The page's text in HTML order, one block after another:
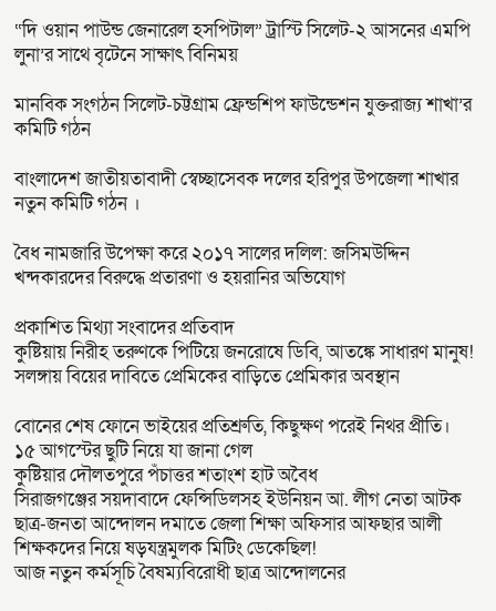
“দি ওয়ান পাউন্ড জেনারেল হসপিটাল” ট্রাস্টি সিলেট-২ আসনের এমপি
লুনা’র সা‌থে বৃটেনে সাক্ষাৎ বিনিময়
মানবিক সংগঠন সিলেট-চট্টগ্রাম ফ্রেন্ডশিপ ফাউন্ডেশন যুক্তরাজ্য শাখা’র
কমিটি গঠন
বাংলাদেশ জাতীয়তাবাদী স্বেচ্ছাসেবক দলের হরিপুর উপজেলা শাখার
নতুন কমিটি গঠন ।
বৈধ নামজারি উপেক্ষা করে ২০১৭ সালের দলিল: জসিমউদ্দিন
খন্দকারদের বিরুদ্ধে প্রতারণা ও হয়রানির অভিযোগ
প্রকাশিত মিথ্যা সংবাদের প্রতিবাদ
কুষ্টিয়ায় নিরীহ তরুণকে পিটিয়ে জনরোষে ডিবি, আতঙ্কে সাধারণ মানুষ!
সলঙ্গায় বিয়ের দাবিতে প্রেমিকের বাড়িতে প্রেমিকার অবস্থান
বোনের শেষ ফোনে ভাইয়ের প্রতিশ্রুতি, কিছুক্ষণ পরেই নিথর প্রীতি।
১৫ আগস্টের ছুটি নিয়ে যা জানা গেল
কুষ্টিয়ার দৌলতপুরে পঁচাত্তর শতাংশ হাট অবৈধ
সিরাজগঞ্জের সয়দাবাদে ফেন্সিডিলসহ ইউনিয়ন আ. লীগ নেতা আটক
ছাত্র-জনতা আন্দোলন দমাতে জেলা শিক্ষা অফিসার আফছার আলী
শিক্ষকদের নিয়ে ষড়যন্ত্রমুলক মিটিং ডেকেছিল!
আজ নতুন কর্মসূচি বৈষম্যবিরোধী ছাত্র আন্দোলনের